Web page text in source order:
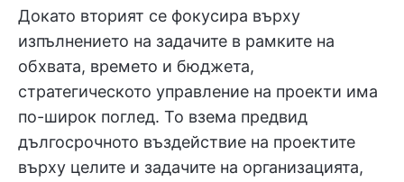
Докато вторият се фокусира върху
изпълнението на задачите в рамките на
обхвата, времето и бюджета,
стратегическото управление на проекти има
по-широк поглед. То взема предвид
дългосрочното въздействие на проектите
върху целите и задачите на организацията,